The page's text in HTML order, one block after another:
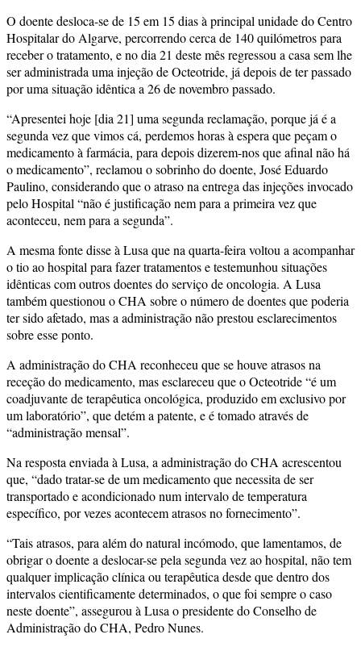
O doente desloca-se de 15 em 15 dias à principal unidade do Centro
Hospitalar do Algarve, percorrendo cerca de 140 quilómetros para
receber o tratamento, e no dia 21 deste mês regressou a casa sem lhe
ser administrada uma injeção de Octeotride, já depois de ter passado
por uma situação idêntica a 26 de novembro passado.
“Apresentei hoje [dia 21] uma segunda reclamação, porque já é a
segunda vez que vimos cá, perdemos horas à espera que peçam o
medicamento à farmácia, para depois dizerem-nos que afinal não há
o medicamento”, reclamou o sobrinho do doente, José Eduardo
Paulino, considerando que o atraso na entrega das injeções invocado
pelo Hospital “não é justificação nem para a primeira vez que
aconteceu, nem para a segunda”.
A mesma fonte disse à Lusa que na quarta-feira voltou a acompanhar
o tio ao hospital para fazer tratamentos e testemunhou situações
idênticas com outros doentes do serviço de oncologia. A Lusa
também questionou o CHA sobre o número de doentes que poderia
ter sido afetado, mas a administração não prestou esclarecimentos
sobre esse ponto.
A administração do CHA reconheceu que se houve atrasos na
receção do medicamento, mas esclareceu que o Octeotride “é um
coadjuvante de terapêutica oncológica, produzido em exclusivo por
um laboratório”, que detém a patente, e é tomado através de
“administração mensal”.
Na resposta enviada à Lusa, a administração do CHA acrescentou
que, “dado tratar-se de um medicamento que necessita de ser
transportado e acondicionado num intervalo de temperatura
específico, por vezes acontecem atrasos no fornecimento”.
“Tais atrasos, para além do natural incómodo, que lamentamos, de
obrigar o doente a deslocar-se pela segunda vez ao hospital, não tem
qualquer implicação clínica ou terapêutica desde que dentro dos
intervalos cientificamente determinados, o que foi sempre o caso
neste doente”, assegurou à Lusa o presidente do Conselho de
Administração do CHA, Pedro Nunes.